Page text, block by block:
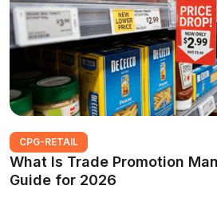
CPG-RETAIL
What Is Trade Promotion
Guide for 2026